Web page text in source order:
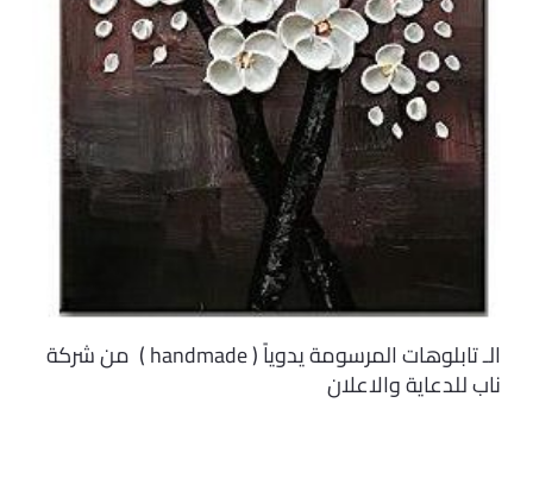
الـ تابلوهات المرسومة يدوياً ( handmade ) من شركة
ناب للدعاية والاعلان